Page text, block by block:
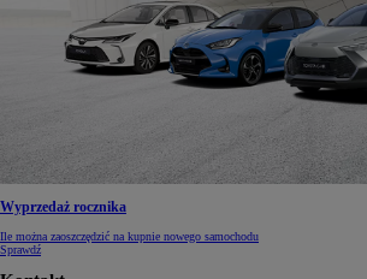
Wyprzedaż rocznika
Ile można zaoszczędzić na kupnie nowego samochodu
Sprawdź